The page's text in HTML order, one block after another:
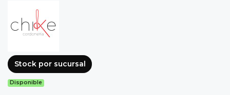
Stock por sucursal
Disponible